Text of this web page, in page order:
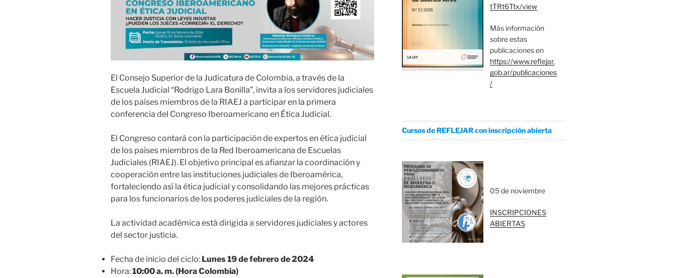
El Consejo Superior de la Judicatura de Colombia, a través de la
Escuela Judicial “Rodrigo Lara Bonilla”, invita a los servidores judiciales
de los países miembros de la RIAEJ a participar en la primera
conferencia del Congreso Iberoamericano en Ética Judicial.
El Congreso contará con la participación de expertos en ética judicial
de los países miembros de la Red Iberoamericana de Escuelas
Judiciales (RIAEJ). El objetivo principal es afianzar la coordinación y
cooperación entre las instituciones judiciales de Iberoamérica,
fortaleciendo así la ética judicial y consolidando las mejores prácticas
para los funcionarios de los poderes judiciales de la región.
La actividad académica está dirigida a servidores judiciales y actores
del sector justicia.
Fecha de inicio del ciclo: Lunes 19 de febrero de 2024
Hora:10:00 a. m. (Hora Colombia)
tTRt6Ttx/view
Más información
sobre estas
publicaciones en
https://www.reflejar.
gob.ar/publicaciones
/
Cursos de REFLEJAR con inscripción abierta
05 de noviembre
INSCRIPCIONES
ABIERTAS